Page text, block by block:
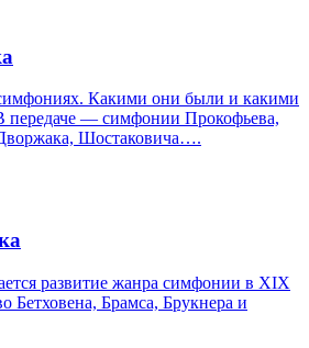
Какими они были и какими
передаче — симфонии Прокофьева,
Шостаковича….
развитие жанра симфонии в XIX
Бетховена, Брамса, Брукнера и